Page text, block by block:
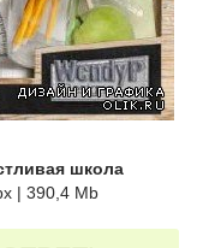
школа
| 390,4 Mb